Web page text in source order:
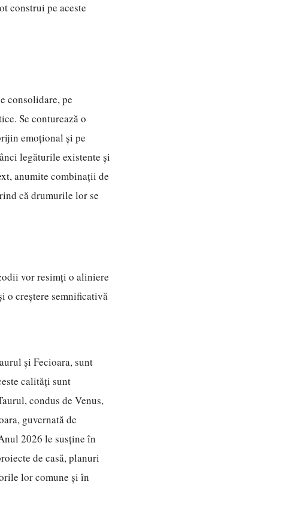
construi pe aceste
consolidare, pe
Se conturează o
emoțional și pe
legăturile existente și
anumite combinații de
că drumurile lor se
vor resimți o aliniere
o creștere semnificativă
și Fecioara, sunt
calități sunt
condus de Venus,
guvernată de
2026 le susține în
de casă, planuri
lor comune și în